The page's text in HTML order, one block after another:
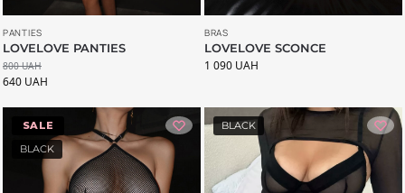
PANTIES
LOVELOVE PANTIES
800UAH
640 UAH
BRAS
LOVELOVE SCONCE
1 090 UAH
-26%
BLACK
BLACK